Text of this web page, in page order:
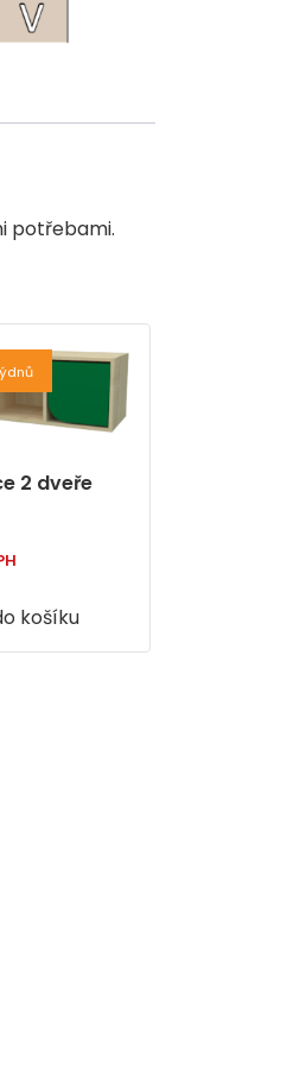
potřebami.
2 dveře
košíku